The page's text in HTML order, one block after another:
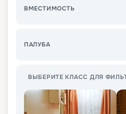
ВМЕСТИМОСТЬ
ПАЛУБА
ВЫБЕРИТЕ КЛАСС ДЛЯ